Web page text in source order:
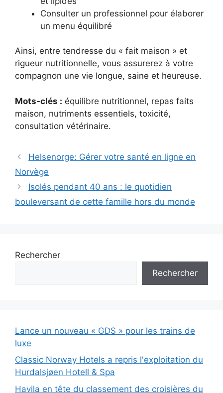
Consulter un professionnel pour élaborer
un menu équilibré
Ainsi, entre tendresse du « fait maison » et
rigueur nutritionnelle, vous assurerez à votre
compagnon une vie longue, saine et heureuse.
Mots-clés : équilibre nutritionnel, repas faits
maison, nutriments essentiels, toxicité,
consultation vétérinaire.
Helsenorge: Gérer votre santé en ligne en
Norvège
Isolés pendant 40 ans : le quotidien
bouleversant de cette famille hors du monde
Rechercher
Rechercher
Lance un nouveau « GDS » pour les trains de
luxe
Classic Norway Hotels a repris l'exploitation du
Hurdalsjøen Hotell & Spa
Havila en tête du classement des croisières du